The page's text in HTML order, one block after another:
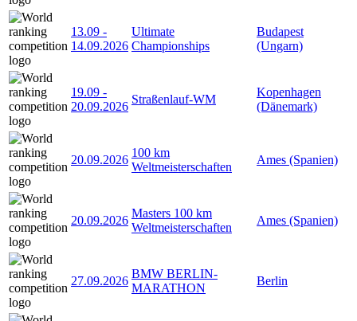
13.09 -
14.09.2026
Ultimate
Championships
Budapest
(Ungarn)
19.09 -
20.09.2026
Straßenlauf-WM
Kopenhagen
(Dänemark)
20.09.2026
100 km
Weltmeisterschaften
Ames (Spanien)
20.09.2026
Masters 100 km
Weltmeisterschaften
Ames (Spanien)
27.09.2026
BMW BERLIN-
MARATHON
Berlin